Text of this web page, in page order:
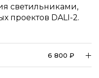
светильниками,
проектов DALI-2.
6 800 ₽